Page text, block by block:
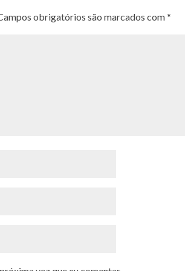
obrigatórios são marcados com*